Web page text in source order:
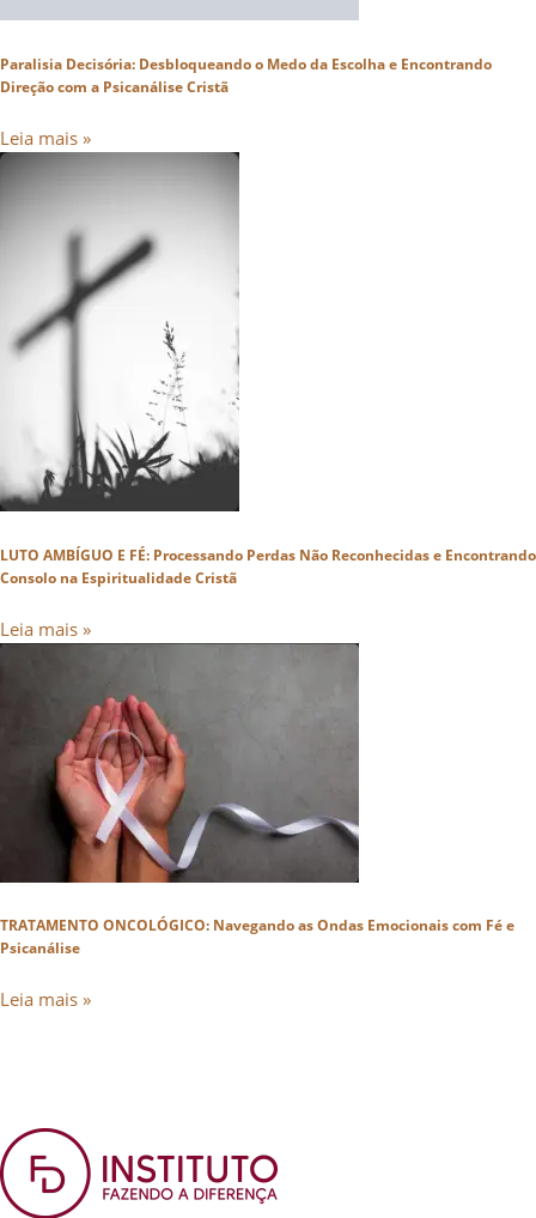
Paralisia Decisória: Desbloqueando o Medo da Escolha e Encontrando
Direção com a Psicanálise Cristã
Leia mais »
LUTO AMBÍGUO E FÉ: Processando Perdas Não Reconhecidas e Encontrando
Consolo na Espiritualidade Cristã
Leia mais »
TRATAMENTO ONCOLÓGICO: Navegando as Ondas Emocionais com Fé e
Psicanálise
Leia mais »